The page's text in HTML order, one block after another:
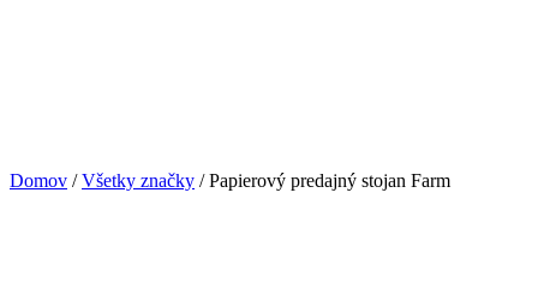
Domov /Všetky značky / Papierový predajný stojan Farm